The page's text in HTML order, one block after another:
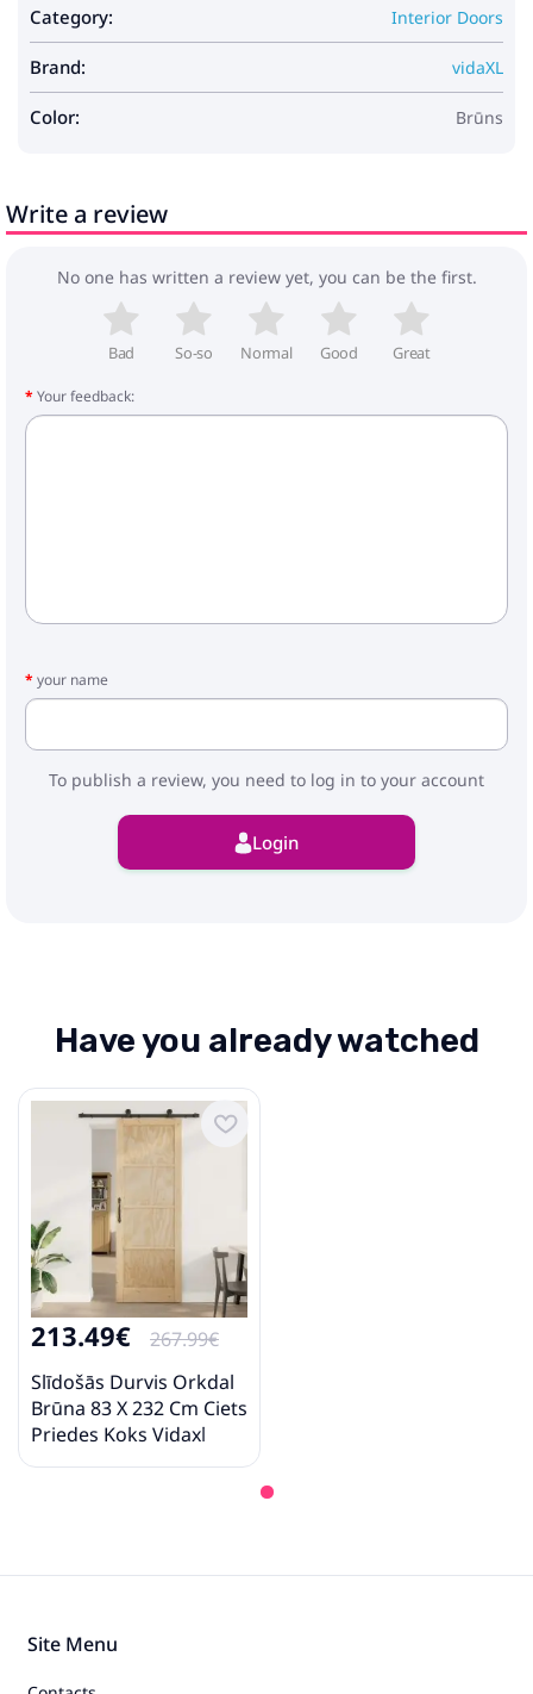
1 x slīdošais rails (152,5 cm)
2 x durvju stop
2 x ritenis
5 x fiksēšanas skava
1 x grīdas vadītājs
Category: Interior Doors
Brand: vidaXL
Color: Brūns
Write a review
No one has written a review yet, you can be the first.
Bad So-so Normal Good Great
Your feedback:
your name
To publish a review, you need to log in to your account
Login
Have you already watched
213.49€
267.99€
Slīdošās Durvis Orkdal
Brūna 83 X 232 Cm Ciets
Priedes Koks Vidaxl
Site Menu